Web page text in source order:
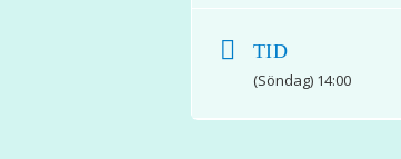
TID
(Söndag) 14:00